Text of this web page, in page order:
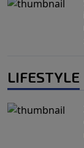
LIFESTYLE